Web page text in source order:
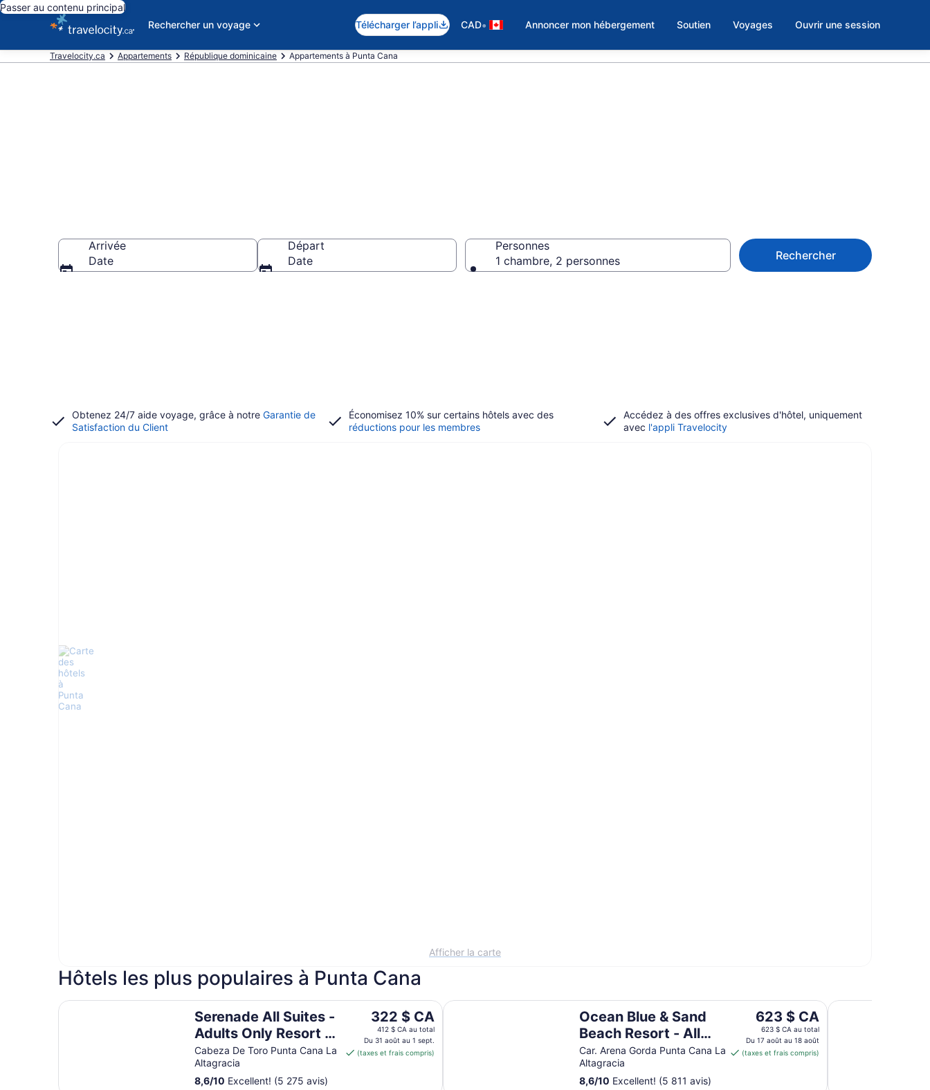
Passer au contenu principal
Rechercher un voyage
Télécharger l’appli CAD• Annoncer mon hébergement Soutien Voyages Ouvrir une session
Travelocity.ca Appartements République dominicaine Appartements à Punta Cana
Arrivée
Date
Départ
Date
Personnes
1 chambre, 2 personnes
Rechercher
Obtenez 24/7 aide voyage, grâce à notre Garantie de
Satisfaction du Client
Économisez 10% sur certains hôtels avec des
réductions pour les membres
Accédez à des offres exclusives d'hôtel, uniquement
avec l'appli Travelocity
Afficher la carte
Hôtels les plus populaires à Punta Cana
Serenade All Suites -
Adults Only Resort -
All inclusive
Cabeza De Toro Punta Cana La
Altagracia
Le
prix
est
de 322 $ CA
322 $ CA
412 $ CA au total
Du 31 août au 1 sept.
(taxes et frais compris)
8,6/10 Excellent! (5 275 avis)
Serenade All Suites - Adults Only Resort - All inclusive
Ocean Blue & Sand
Beach Resort - All
Inclusive
Car. Arena Gorda Punta Cana La
Altagracia
Le
prix
est
de 623 $ CA
623 $ CA
623 $ CA au total
Du 17 août au 18 août
(taxes et frais compris)
8,6/10 Excellent! (5 811 avis)
Ocean Blue & Sand Beach Resort - All Inclusive Lopesan Costa